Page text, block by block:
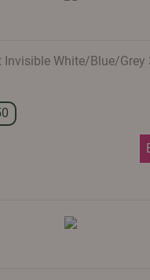
Invisible White/Blue/Grey